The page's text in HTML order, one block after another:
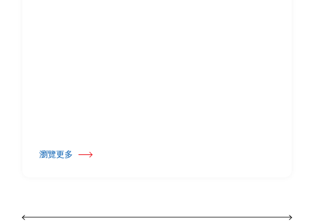
瀏覽更多
關於 Harlequin Floors 宣布領導層交接